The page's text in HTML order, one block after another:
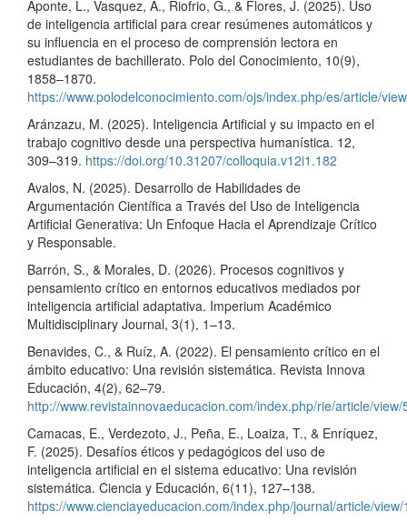
Aponte, L., Vasquez, A., Riofrio, G., & Flores, J. (2025). Uso
de inteligencia artificial para crear resúmenes automáticos y
su influencia en el proceso de comprensión lectora en
estudiantes de bachillerato. Polo del Conocimiento, 10(9),
1858–1870.
https://www.polodelconocimiento.com/ojs/index.php/es/article/
Aránzazu, M. (2025). Inteligencia Artificial y su impacto en el
trabajo cognitivo desde una perspectiva humanística. 12,
309–319. https://doi.org/10.31207/colloquia.v12i1.182
Avalos, N. (2025). Desarrollo de Habilidades de
Argumentación Científica a Través del Uso de Inteligencia
Artificial Generativa: Un Enfoque Hacia el Aprendizaje Crítico
y Responsable.
Barrón, S., & Morales, D. (2026). Procesos cognitivos y
pensamiento crítico en entornos educativos mediados por
inteligencia artificial adaptativa. Imperium Académico
Multidisciplinary Journal, 3(1), 1–13.
Benavides, C., & Ruíz, A. (2022). El pensamiento crítico en el
ámbito educativo: Una revisión sistemática. Revista Innova
Educación, 4(2), 62–79.
http://www.revistainnovaeducacion.com/index.php/rie/article/view/
Camacas, E., Verdezoto, J., Peña, E., Loaiza, T., & Enríquez,
F. (2025). Desafíos éticos y pedagógicos del uso de
inteligencia artificial en el sistema educativo: Una revisión
sistemática. Ciencia y Educación, 6(11), 127–138.
https://www.cienciayeducacion.com/index.php/journal/article/